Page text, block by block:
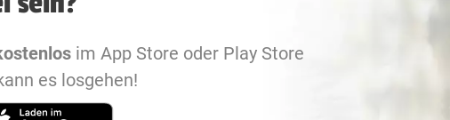
im App Store oder Play Store
es losgehen!